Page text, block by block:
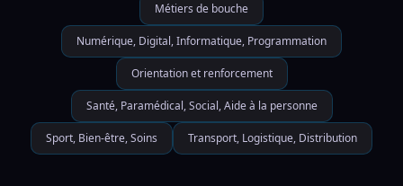
Métiers de bouche
Numérique, Digital, Informatique, Programmation
Orientation et renforcement
Santé, Paramédical, Social, Aide à la personne
Sport, Bien-être, Soins Transport, Logistique, Distribution